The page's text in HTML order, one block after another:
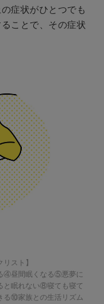
症状がひとつでも
ことで、その症状
スト】
④昼間眠くなる⑤悪夢に
と眠れない⑧寝ても寝て
る⑩家族との生活リズム